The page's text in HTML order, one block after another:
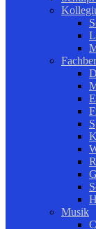
Musik